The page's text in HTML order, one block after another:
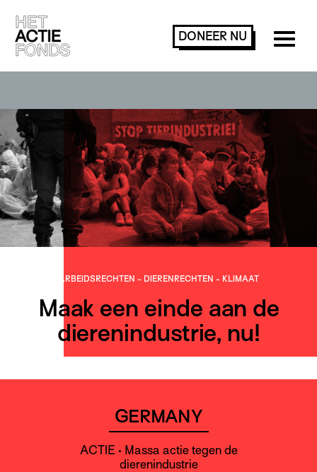
DONEER NU
ARBEIDS­­RECHTEN - DIEREN­RECHTEN - KLIMAAT
Maak een einde aan de
dierenindustrie, nu!
GERMANY
ACTIE • Massa actie tegen de
dierenindustrie